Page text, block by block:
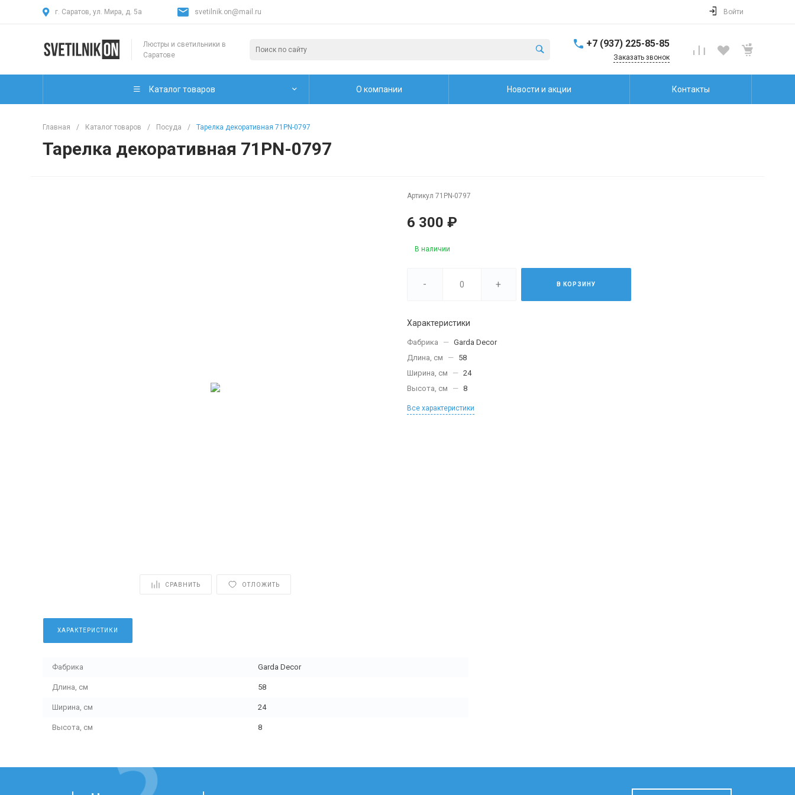
г. Саратов, ул. Мира, д. 5а svetilnik.on@mail.ru Войти
Люстры и светильники в
Саратове
+7 (937) 225-85-85
Заказать звонок
Каталог товаров О компании Новости и акции Контакты
Главная / Каталог товаров / Посуда / Тарелка декоративная 71PN-0797
Тарелка декоративная 71PN-0797
Артикул 71PN-0797
СРАВНИТЬ ОТЛОЖИТЬ
6 300 ₽
В наличии
- + В КОРЗИНУ
Характеристики
Фабрика — Garda Decor
Длина, см
— 58
Ширина, см
— 24
Высота, см
— 8
Все характеристики
ХАРАКТЕРИСТИКИ
Фабрика Garda Decor
Длина, см 58
Ширина, см 24
Высота, см 8